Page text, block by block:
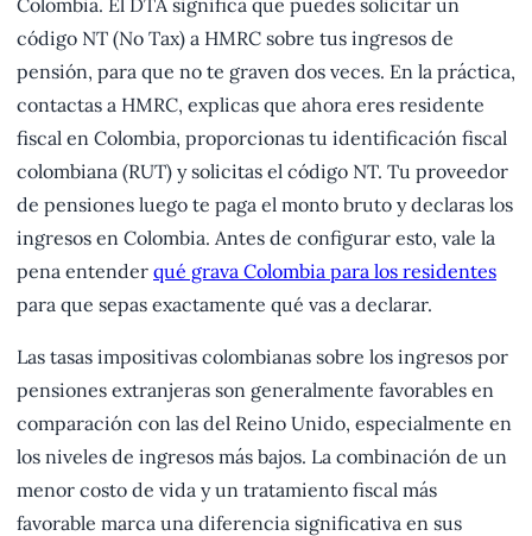
código NT (No Tax) a HMRC sobre tus ingresos de
pensión, para que no te graven dos veces. En la práctica,
contactas a HMRC, explicas que ahora eres residente
fiscal en Colombia, proporcionas tu identificación fiscal
colombiana (RUT) y solicitas el código NT. Tu proveedor
de pensiones luego te paga el monto bruto y declaras los
ingresos en Colombia. Antes de configurar esto, vale la
pena entender qué grava Colombia para los residentes
para que sepas exactamente qué vas a declarar.
Las tasas impositivas colombianas sobre los ingresos por
pensiones extranjeras son generalmente favorables en
comparación con las del Reino Unido, especialmente en
los niveles de ingresos más bajos. La combinación de un
menor costo de vida y un tratamiento fiscal más
favorable marca una diferencia significativa en sus